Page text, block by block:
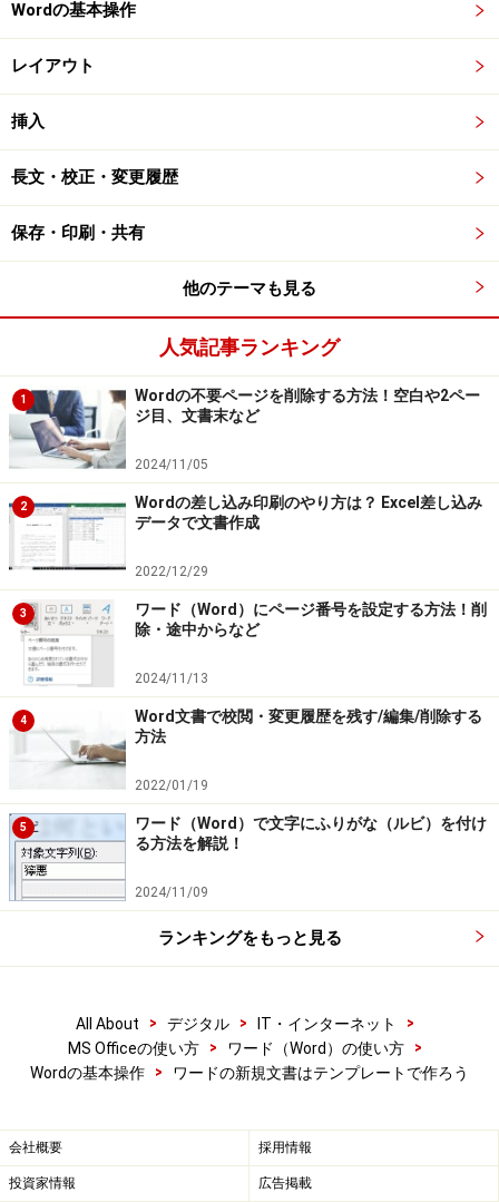
Wordの基本操作
レイアウト
挿入
長文・校正・変更履歴
保存・印刷・共有
他のテーマも見る
人気記事ランキング
1
Wordの不要ページを削除する方法！空白や2ペー
ジ目、文書末など
2024/11/05
2
Wordの差し込み印刷のやり方は？ Excel差し込み
データで文書作成
2022/12/29
3
ワード（Word）にページ番号を設定する方法！削
除・途中からなど
2024/11/13
4
Word文書で校閲・変更履歴を残す/編集/削除する
方法
2022/01/19
5
ワード（Word）で文字にふりがな（ルビ）を付け
る方法を解説！
2024/11/09
ランキングをもっと見る
All About > デジタル > IT・インターネット
>
MS Officeの使い方
> ワード（Word）の使い方
>
Wordの基本操作
> ワードの新規文書はテンプレートで作ろう
会社概要 採用情報
投資家情報 広告掲載